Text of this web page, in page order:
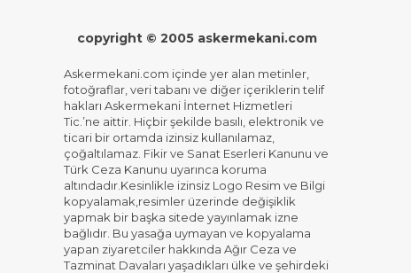
copyright © 2005 askermekani.com
Askermekani.com içinde yer alan metinler,
fotoğraflar, veri tabanı ve diğer içeriklerin telif
hakları Askermekani İnternet Hizmetleri
Tic.’ne aittir. Hiçbir şekilde basılı, elektronik ve
ticari bir ortamda izinsiz kullanılamaz,
çoğaltılamaz. Fikir ve Sanat Eserleri Kanunu ve
Türk Ceza Kanunu uyarınca koruma
altındadır.Kesinlikle izinsiz Logo Resim ve Bilgi
kopyalamak,resimler üzerinde değişiklik
yapmak bir başka sitede yayınlamak izne
bağlıdır. Bu yasağa uymayan ve kopyalama
yapan ziyaretciler hakkında Ağır Ceza ve
Tazminat Davaları yaşadıkları ülke ve şehirdeki